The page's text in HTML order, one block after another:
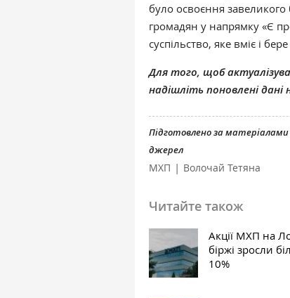
було освоєння
громадян у напрямку «Є
суспільство, яке вміє і
Для того, щоб
надішліть поновлені
Підготовлено за
джерел
МХП | Волочай Тетяна
Читайте також
Акції МХП на
біржі зросли
10%